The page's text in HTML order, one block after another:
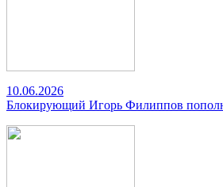
10.06.2026
Блокирующий Игорь Филиппов